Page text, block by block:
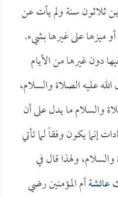
ثلاثون سنة ولم يأت عن
ميزها على غيرها بشيء.
دون غيرها من الأيام
عليه الصلاة والسلام،
والسلام ما يدل على أن
إنما يكون وفقاً لما تأتي
ولهذا قال في
عائشةأم المؤمنين رضي